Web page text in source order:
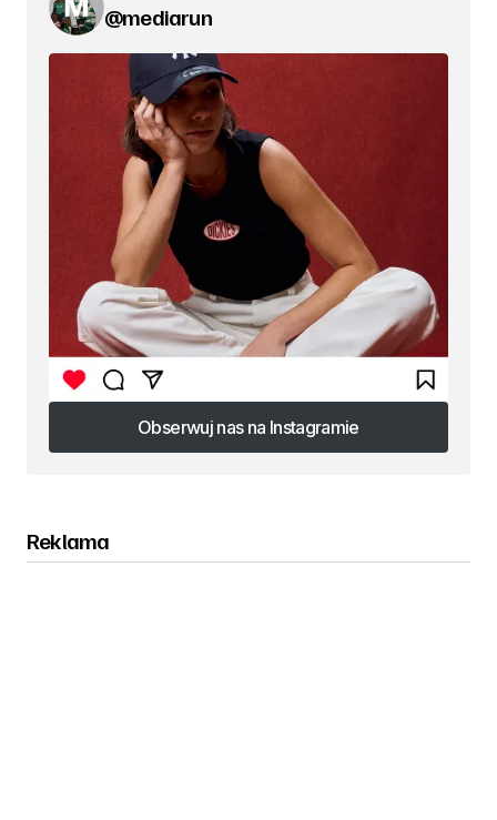
@mediarun
Obserwuj nas na Instagramie
Obserwuj nas na Instagramie
Reklama